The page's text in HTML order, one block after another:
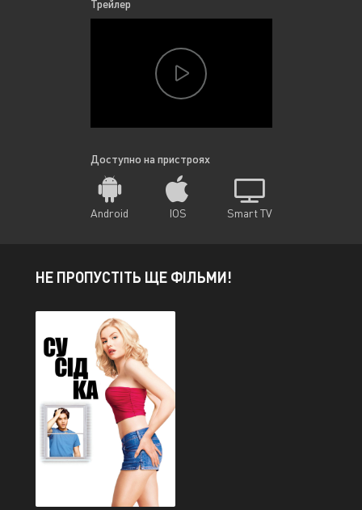
Трейлер
Доступно на пристроях
Android IOS Smart TV
НЕ ПРОПУСТІТЬ ЩЕ ФІЛЬМИ!